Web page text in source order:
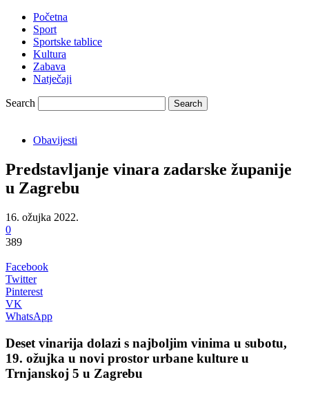
Početna
Sport
Sportske tablice
Kultura
Zabava
Natječaji
Search
Obavijesti
Predstavljanje vinara zadarske županije
u Zagrebu
16. ožujka 2022.
0
389
Facebook
Twitter
Pinterest
VK
WhatsApp
Deset vinarija dolazi s najboljim vinima u subotu,
19. ožujka u novi prostor urbane kulture u
Trnjanskoj 5 u Zagrebu